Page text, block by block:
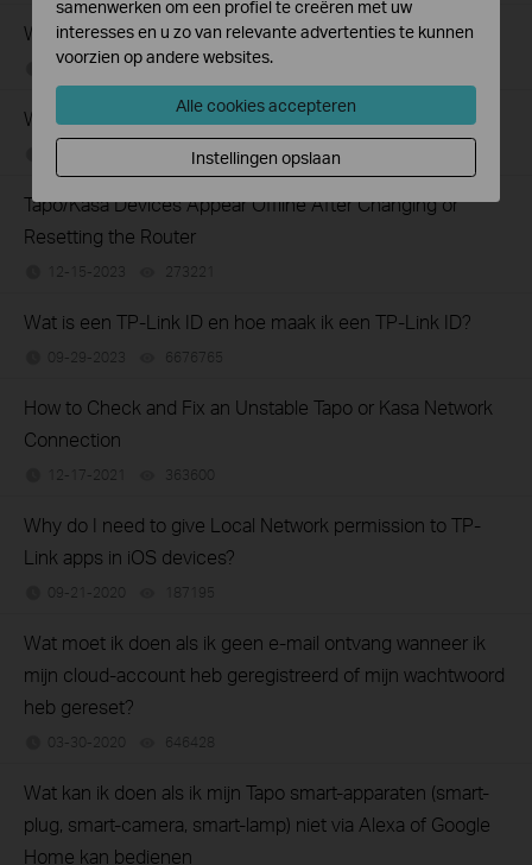
Waarom heeft TP-Link mijn e-mailadres nodig?
09-29-2023 281605 views
Why do I receive a "We Noticed a New Login" email?
128443views
Tapo/Kasa Devices Appear Offline After Changing or
Resetting the Router
12-15-2023 273221
Wat is een TP-Link ID en hoe maak ik een TP-Link ID?
09-29-2023 6676765
How to Check and Fix an Unstable Tapo or Kasa Network
Connection
12-17-2021 363600
Why do I need to give Local Network permission to TP-
Link apps in iOS devices?
09-21-2020 187195
Wat moet ik doen als ik geen e-mail ontvang wanneer ik
mijn cloud-account heb geregistreerd of mijn wachtwoord
heb gereset?
03-30-2020 646428
Wat kan ik doen als ik mijn Tapo smart-apparaten (smart-
plug, smart-camera, smart-lamp) niet via Alexa of Google
Home kan bedienen
samenwerken om een profiel te creëren met uw
interesses en u zo van relevante advertenties te kunnen
voorzien op andere websites.
Alle cookies accepteren
Instellingen opslaan